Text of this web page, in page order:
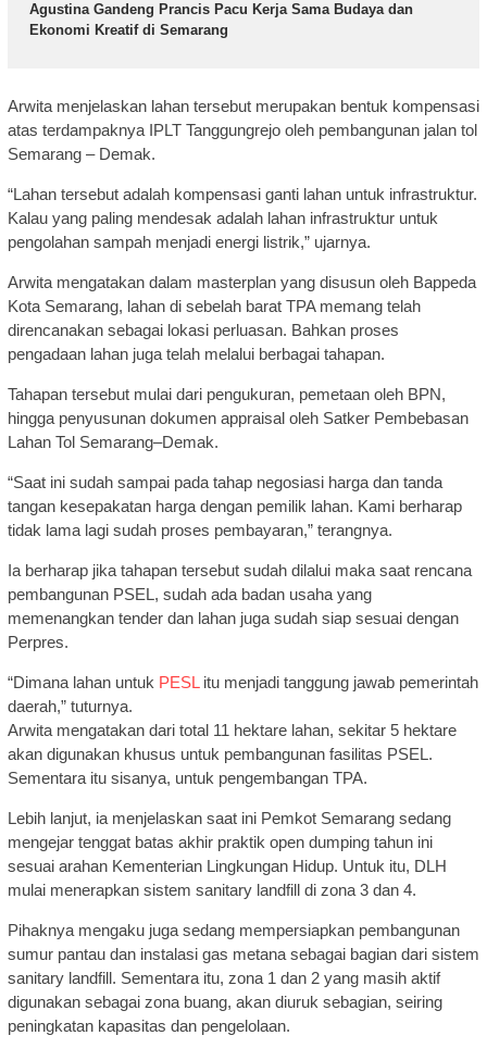
Agustina Gandeng Prancis Pacu Kerja Sama Budaya dan
Ekonomi Kreatif di Semarang
Arwita menjelaskan lahan tersebut merupakan bentuk kompensasi
atas terdampaknya IPLT Tanggungrejo oleh pembangunan jalan tol
Semarang – Demak.
“Lahan tersebut adalah kompensasi ganti lahan untuk infrastruktur.
Kalau yang paling mendesak adalah lahan infrastruktur untuk
pengolahan sampah menjadi energi listrik,” ujarnya.
Arwita mengatakan dalam masterplan yang disusun oleh Bappeda
Kota Semarang, lahan di sebelah barat TPA memang telah
direncanakan sebagai lokasi perluasan. Bahkan proses
pengadaan lahan juga telah melalui berbagai tahapan.
Tahapan tersebut mulai dari pengukuran, pemetaan oleh BPN,
hingga penyusunan dokumen appraisal oleh Satker Pembebasan
Lahan Tol Semarang–Demak.
“Saat ini sudah sampai pada tahap negosiasi harga dan tanda
tangan kesepakatan harga dengan pemilik lahan. Kami berharap
tidak lama lagi sudah proses pembayaran,” terangnya.
Ia berharap jika tahapan tersebut sudah dilalui maka saat rencana
pembangunan PSEL, sudah ada badan usaha yang
memenangkan tender dan lahan juga sudah siap sesuai dengan
Perpres.
“Dimana lahan untuk PESL itu menjadi tanggung jawab pemerintah
daerah,” tuturnya.
Arwita mengatakan dari total 11 hektare lahan, sekitar 5 hektare
akan digunakan khusus untuk pembangunan fasilitas PSEL.
Sementara itu sisanya, untuk pengembangan TPA.
Lebih lanjut, ia menjelaskan saat ini Pemkot Semarang sedang
mengejar tenggat batas akhir praktik open dumping tahun ini
sesuai arahan Kementerian Lingkungan Hidup. Untuk itu, DLH
mulai menerapkan sistem sanitary landfill di zona 3 dan 4.
Pihaknya mengaku juga sedang mempersiapkan pembangunan
sumur pantau dan instalasi gas metana sebagai bagian dari sistem
sanitary landfill. Sementara itu, zona 1 dan 2 yang masih aktif
digunakan sebagai zona buang, akan diuruk sebagian, seiring
peningkatan kapasitas dan pengelolaan.